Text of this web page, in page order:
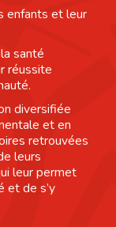
enfants et leur
santé
réussite
diversifiée
et en
retrouvées
leurs
leur permet
et de s’y